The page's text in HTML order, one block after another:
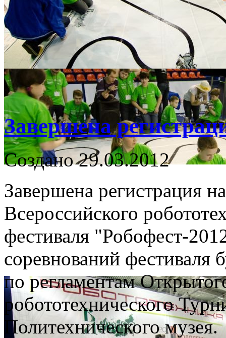
Завершена
Создано 29.03.2012
Завершена регистрация
Всероссийского
фестиваля "Робофест-
соревнований фестиваля
по регламентам
робототехнического
Политехнического музея.